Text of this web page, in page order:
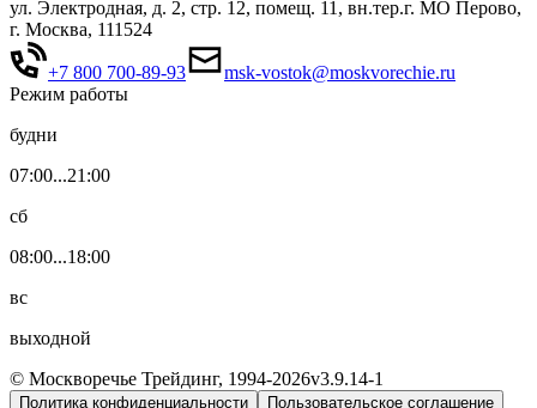
ул. Электродная, д. 2, стр. 12, помещ. 11, вн.тер.г. МО Перово,
г. Москва, 111524
+7 800 700-89-93
msk-vostok@moskvorechie.ru
Режим работы
будни
07:00...21:00
сб
08:00...18:00
вс
выходной
© Москворечье Трейдинг, 1994-2026v3.9.14-1
Политика конфиденциальности Пользовательское соглашение